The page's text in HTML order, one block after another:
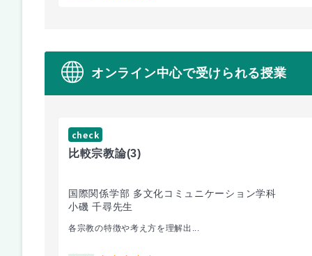
オンライン中心で受けられる授業
check
比較宗教論(3)
国際関係学部 多文化コミュニケーション学科
小磯 千尋先生
各宗教の特徴や考え方を理解出...